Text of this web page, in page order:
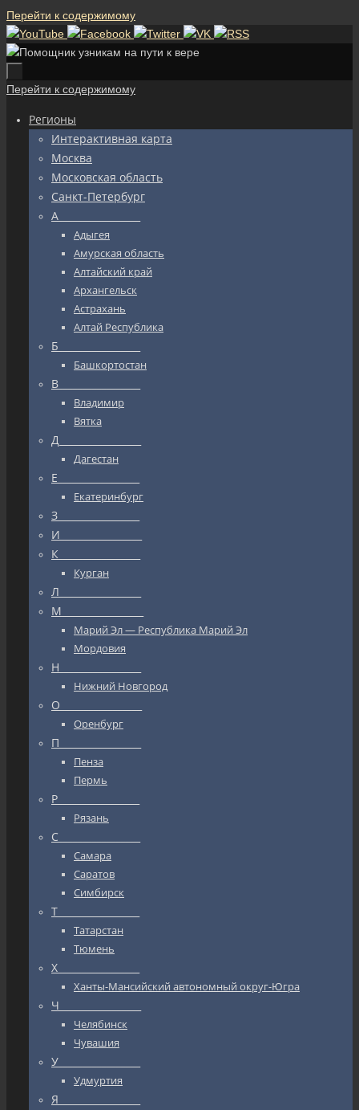
Перейти к содержимому
Перейти к содержимому
Регионы
Интерактивная карта
Москва
Московская область
Санкт-Петербург
А_________________
Адыгея
Амурская область
Алтайский край
Архангельск
Астрахань
Алтай Республика
Б_________________
Башкортостан
В_________________
Владимир
Вятка
Д_________________
Дагестан
Е_________________
Екатеринбург
З_________________
И_________________
К_________________
Курган
Л_________________
М_________________
Марий Эл — Республика Марий Эл
Мордовия
Н_________________
Нижний Новгород
О_________________
Оренбург
П_________________
Пенза
Пермь
Р_________________
Рязань
С_________________
Самара
Саратов
Симбирск
Т_________________
Татарстан
Тюмень
Х_________________
Ханты-Мансийский автономный округ-Югра
Ч_________________
Челябинск
Чувашия
У_________________
Удмуртия
Я_________________